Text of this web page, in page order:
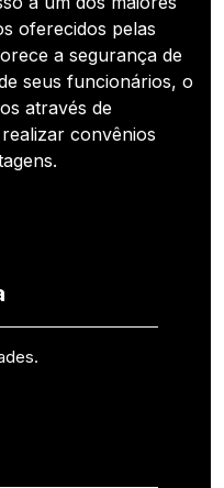
oferecidos pelas
a segurança de
seus funcionários, o
através de
convênios